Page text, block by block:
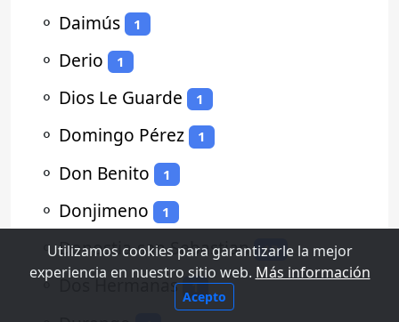
⚬ Daimús 1
⚬ Derio 1
⚬ Dios Le Guarde 1
⚬ Domingo Pérez 1
⚬ Don Benito 1
⚬ Donjimeno 1
⚬Donostia-san Sebastian 13
⚬Dos Hermanas 1
Utilizamos cookies para garantizarle la mejor
experiencia en nuestro sitio web. Más información
Acepto